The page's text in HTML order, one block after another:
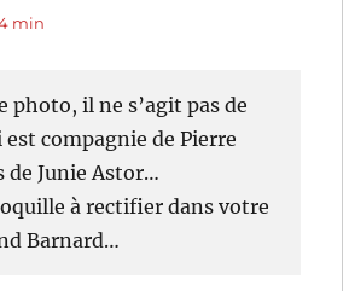
min
photo, il ne s’agit pas de
est compagnie de Pierre
de Junie Astor…
à rectifier dans votre
Barnard…